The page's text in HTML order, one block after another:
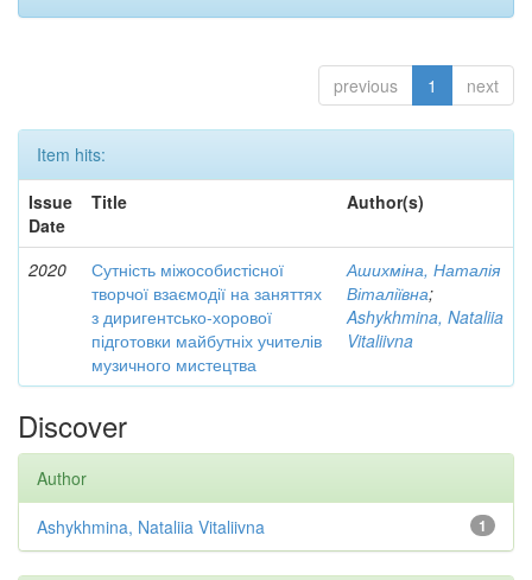
previous 1 next
Item hits:
Issue
Date
Title Author(s)
2020
Сутність міжособистісної
творчої взаємодії на заняттях
з диригентсько-хорової
підготовки майбутніх учителів
музичного мистецтва
Ашихміна, Наталія
Віталіївна;
Ashykhmina, Nataliia
Vitaliivna
Discover
Author
1
Ashykhmina, Nataliia Vitaliivna